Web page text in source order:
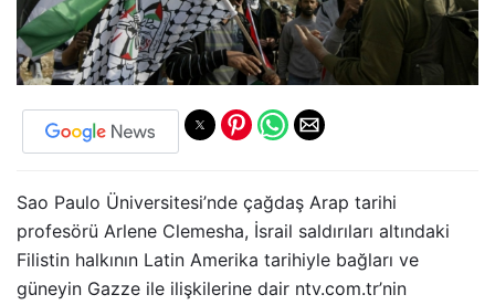
Sao Paulo Üniversitesi’nde çağdaş Arap tarihi
profesörü Arlene Clemesha, İsrail saldırıları altındaki
Filistin halkının Latin Amerika tarihiyle bağları ve
güneyin Gazze ile ilişkilerine dair ntv.com.tr’nin